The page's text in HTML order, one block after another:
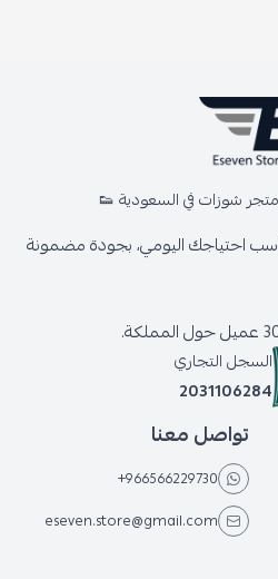
شوزات في السعودية 👟
احتياجك اليومي، بجودة مضمونة
السجل التجاري
2031106284
تواصل معنا
+966566229730
eseven.store@gmail.com